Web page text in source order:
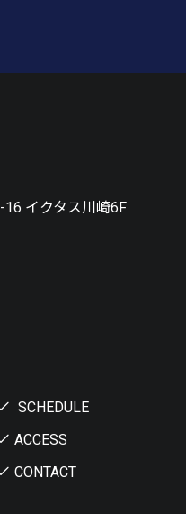
イクタス川崎6F
SCHEDULE
ACCESS
CONTACT